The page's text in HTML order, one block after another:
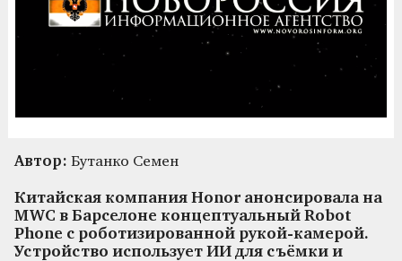
Автор: Бутанко Семен
Китайская компания Honor анонсировала на
MWC в Барселоне концептуальный Robot
Phone с роботизированной рукой-камерой.
Устройство использует ИИ для съёмки и